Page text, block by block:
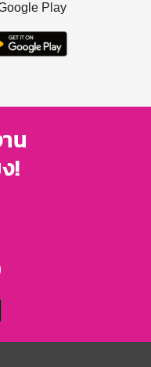
Play
น
!